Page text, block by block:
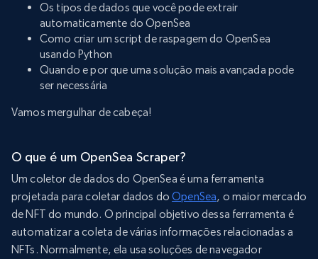
Os tipos de dados que você pode extrair
automaticamente do OpenSea
Como criar um script de raspagem do OpenSea
usando Python
Quando e por que uma solução mais avançada pode
ser necessária
Vamos mergulhar de cabeça!
O que é um OpenSea Scraper?
Um coletor de dados do OpenSea é uma ferramenta
projetada para coletar dados doOpenSea, o maior mercado
de NFT do mundo. O principal objetivo dessa ferramenta é
automatizar a coleta de várias informações relacionadas a
NFTs. Normalmente, ela usa soluções de navegador